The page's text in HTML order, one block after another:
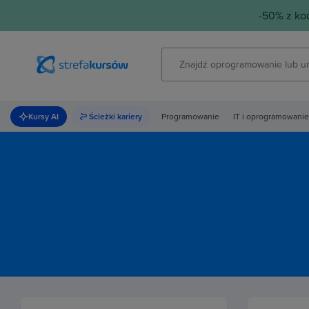
-50% z
Kursy AI Ścieżki kariery Programowanie IT i oprogramowanie